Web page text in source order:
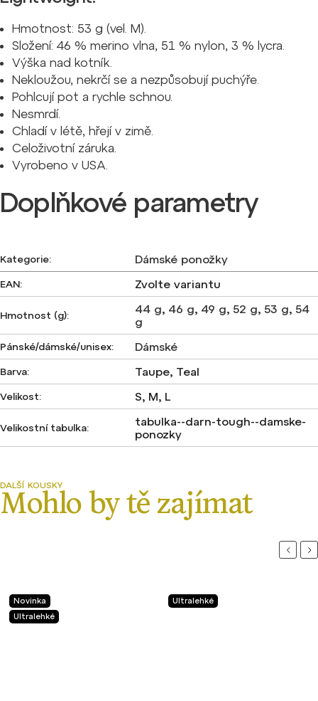
Hmotnost: 53 g (vel. M).
Složení: 46 % merino vlna, 51 % nylon, 3 % lycra.
Výška nad kotník.
Nekloužou, nekrčí se a nezpůsobují puchýře.
Pohlcují pot a rychle schnou.
Nesmrdí.
Chladí v létě, hřejí v zimě.
Celoživotní záruka.
Vyrobeno v USA.
Doplňkové parametry
Kategorie: Dámské ponožky
EAN: Zvolte variantu
Hmotnost (g): 44 g, 46 g, 49 g, 52 g, 53 g, 54
g
Pánské/dámské/unisex: Dámské
Barva: Taupe, Teal
Velikost: S, M, L
Velikostní tabulka:
tabulka--darn-tough--damske-
ponozky
Novinka
Ultralehké
Ultralehké